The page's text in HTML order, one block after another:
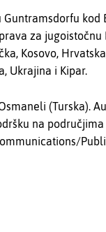
kod
za jugoistočnu
Kosovo,
Ukrajina i Kipar.
(Turska).
na